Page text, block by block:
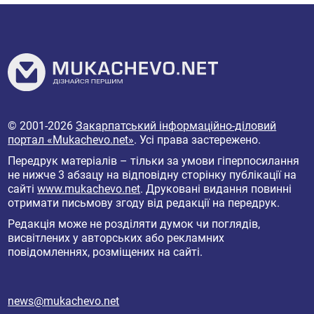
© 2001-2026Закарпатський інформаційно-діловий
портал «Mukachevo.net». Усі права застережено.
Передрук матеріалів – тільки за умови гіперпосилання
не нижче 3 абзацу на відповідну сторінку публікації на
сайтіwww.mukachevo.net. Друковані видання повинні
отримати письмову згоду від редакції на передрук.
Редакція може не розділяти думок чи поглядів,
висвітлених у авторських або рекламних
повідомленнях, розміщених на сайті.
news@mukachevo.net